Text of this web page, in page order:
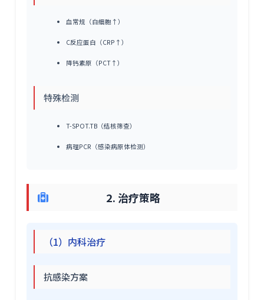
血常规（白细胞↑）
C反应蛋白（CRP↑）
降钙素原（PCT↑）
特殊检测
T-SPOT.TB（结核筛查）
病理PCR（感染病原体检测）
2. 治疗策略
（1）内科治疗
抗感染方案